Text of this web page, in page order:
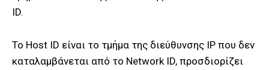
ID.
Το Host ID είναι το τμήμα της διεύθυνσης IP που δεν
καταλαμβάνεται από το Network ID, προσδιορίζει